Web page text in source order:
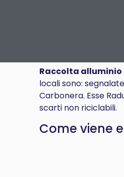
Raccolta alluminio
locali sono:
Carbonera. Esse
scarti non riciclabili.
Come viene